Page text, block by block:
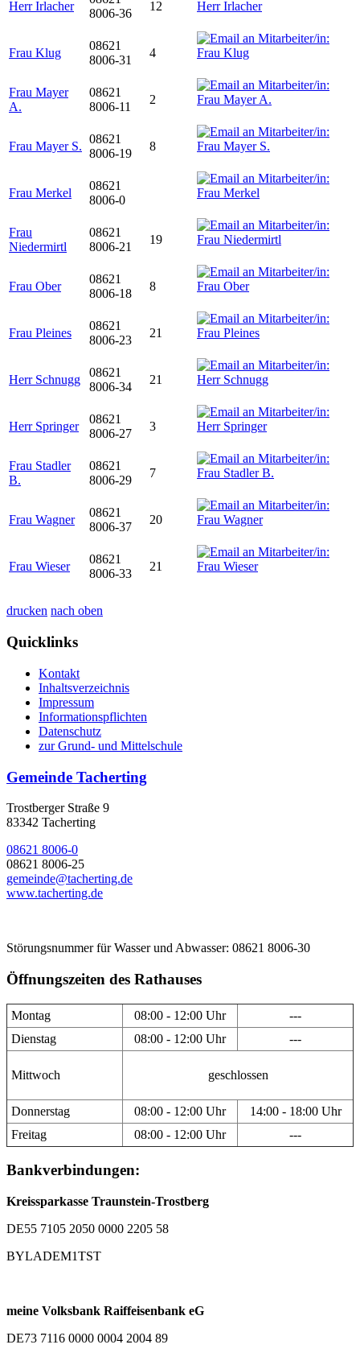
Herr Irlacher
8006-36
12
Frau Klug
08621
8006-31
4
Frau Mayer
A.
08621
8006-11
2
Frau Mayer S.
08621
8006-19
8
Frau Merkel
08621
8006-0
Frau
Niedermirtl
08621
8006-21
19
Frau Ober
08621
8006-18
8
Frau Pleines
08621
8006-23
21
Herr Schnugg
08621
8006-34
21
Herr Springer
08621
8006-27
3
Frau Stadler
B.
08621
8006-29
7
Frau Wagner
08621
8006-37
20
Frau Wieser
08621
8006-33
21
drucken nach oben
Quicklinks
Kontakt
Inhaltsverzeichnis
Impressum
Informationspflichten
Datenschutz
zur Grund- und Mittelschule
Gemeinde Tacherting
Trostberger Straße 9
83342 Tacherting
08621 8006-0
08621 8006-25
gemeinde@tacherting.de
www.tacherting.de
Störungsnummer für Wasser und Abwasser: 08621 8006-30
Öffnungszeiten des Rathauses
Montag 08:00 - 12:00 Uhr
---
Dienstag
08:00 - 12:00 Uhr ---
Mittwoch geschlossen
Donnerstag 08:00 - 12:00 Uhr
14:00 - 18:00 Uhr
Freitag
08:00 - 12:00 Uhr ---
Bankverbindungen:
Kreissparkasse Traunstein-Trostberg
DE55 7105 2050 0000 2205 58
BYLADEM1TST
meine Volksbank Raiffeisenbank eG
DE73 7116 0000 0004 2004 89